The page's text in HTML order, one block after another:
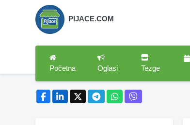
PIJACE.COM
Početna Oglasi Tezge